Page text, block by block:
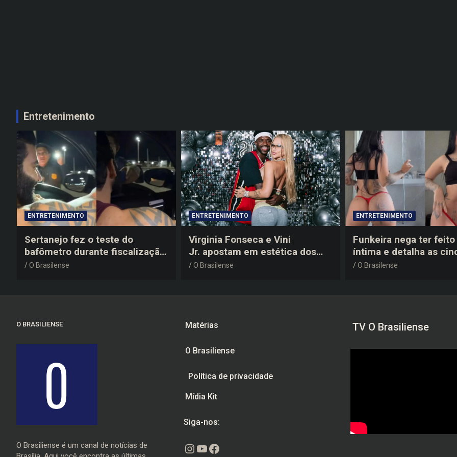
Entretenimento
ENTRETENIMENTO
Sertanejo fez o teste do
bafômetro durante fiscalização
na estrada, deu resultado
O Brasilense
ENTRETENIMENTO
Virginia Fonseca e Vini
Jr. apostam em estética dos
anos 2000 em festa de
O Brasilense
ENTRETENIMENTO
Funkeira nega ter
íntima e detalha as
plásticas que realizou
O Brasilense
O BRASILIENSE
O Brasiliense é um canal de notícias de
Matérias
O Brasiliense
Política de privacidade
Mídia Kit
Siga-nos:
Instagram
Youtube
Facebook
TV O Brasiliense